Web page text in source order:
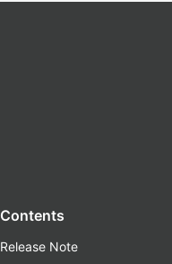
Contents
Release Note